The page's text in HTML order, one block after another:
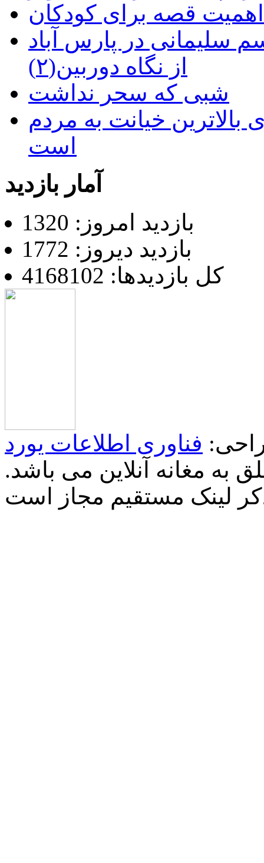
سلیمانی در پارس آباد
از نگاه دوربین(۲)
شبی که سحر نداشت
خیانت به مردم
است
آمار بازدید
بازدید امروز: 1320
بازدید دیروز: 1772
کل بازدیدها: 4168102
فناوری اطلاعات یورد
به مغانه آنلاین می باشد.